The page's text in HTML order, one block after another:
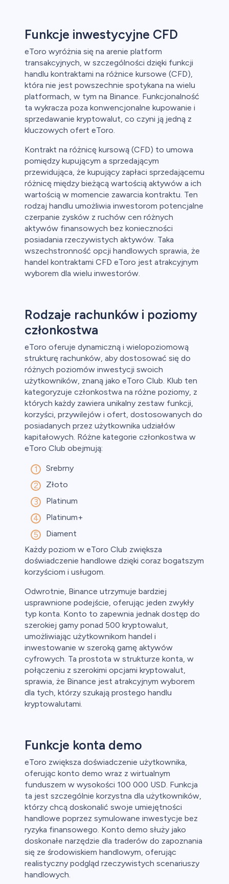
Funkcje inwestycyjne CFD
eToro wyróżnia się na arenie platform
transakcyjnych, w szczególności dzięki funkcji
handlu kontraktami na różnice kursowe (CFD),
która nie jest powszechnie spotykana na wielu
platformach, w tym na Binance. Funkcjonalność
ta wykracza poza konwencjonalne kupowanie i
sprzedawanie kryptowalut, co czyni ją jedną z
kluczowych ofert eToro.
Kontrakt na różnicę kursową (CFD) to umowa
pomiędzy kupującym a sprzedającym
przewidująca, że kupujący zapłaci sprzedającemu
różnicę między bieżącą wartością aktywów a ich
wartością w momencie zawarcia kontraktu. Ten
rodzaj handlu umożliwia inwestorom potencjalne
czerpanie zysków z ruchów cen różnych
aktywów finansowych bez konieczności
posiadania rzeczywistych aktywów. Taka
wszechstronność opcji handlowych sprawia, że
handel kontraktami CFD eToro jest atrakcyjnym
wyborem dla wielu inwestorów.
Rodzaje rachunków i poziomy
członkostwa
eToro oferuje dynamiczną i wielopoziomową
strukturę rachunków, aby dostosować się do
różnych poziomów inwestycji swoich
użytkowników, znaną jako eToro Club. Klub ten
kategoryzuje członkostwa na różne poziomy, z
których każdy zawiera unikalny zestaw funkcji,
korzyści, przywilejów i ofert, dostosowanych do
posiadanych przez użytkownika udziałów
kapitałowych. Różne kategorie członkostwa w
eToro Club obejmują:
Srebrny
Złoto
Platinum
Platinum+
Diament
Każdy poziom w eToro Club zwiększa
doświadczenie handlowe dzięki coraz bogatszym
korzyściom i usługom.
Odwrotnie, Binance utrzymuje bardziej
usprawnione podejście, oferując jeden zwykły
typ konta. Konto to zapewnia jednak dostęp do
szerokiej gamy ponad 500 kryptowalut,
umożliwiając użytkownikom handel i
inwestowanie w szeroką gamę aktywów
cyfrowych. Ta prostota w strukturze konta, w
połączeniu z szerokimi opcjami kryptowalut,
sprawia, że Binance jest atrakcyjnym wyborem
dla tych, którzy szukają prostego handlu
kryptowalutami.
Funkcje konta demo
eToro zwiększa doświadczenie użytkownika,
oferując konto demo wraz z wirtualnym
funduszem w wysokości 100 000 USD. Funkcja
ta jest szczególnie korzystna dla użytkowników,
którzy chcą doskonalić swoje umiejętności
handlowe poprzez symulowane inwestycje bez
ryzyka finansowego. Konto demo służy jako
doskonałe narzędzie dla traderów do zapoznania
się ze środowiskiem handlowym, oferując
realistyczny podgląd rzeczywistych scenariuszy
handlowych.